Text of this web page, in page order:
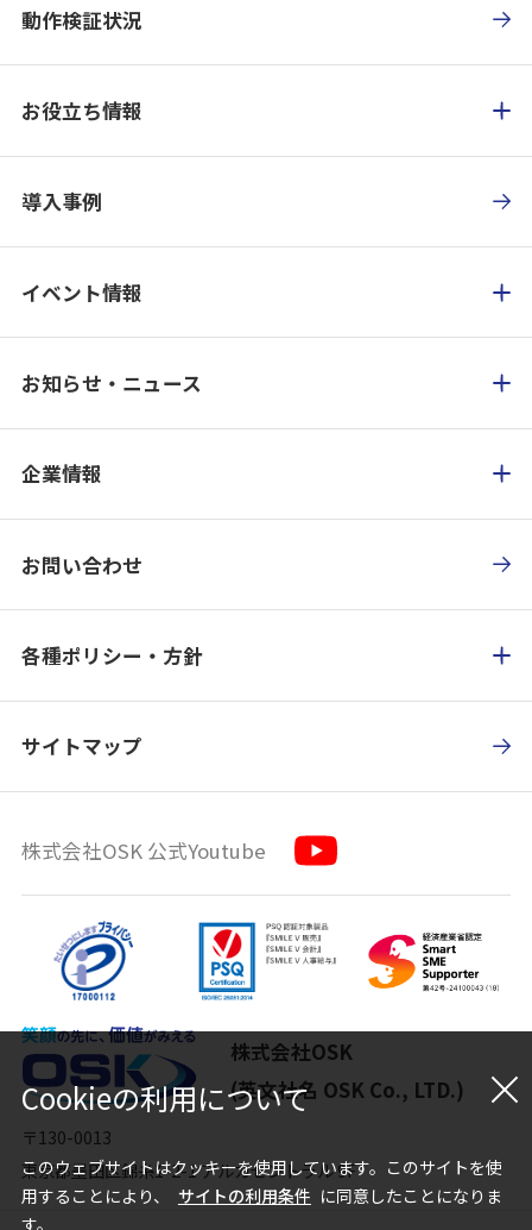
動作検証状況
お役立ち情報
導入事例
イベント情報
お知らせ・ニュース
企業情報
お問い合わせ
各種ポリシー・方針
サイトマップ
株式会社OSK 公式Youtube
株式会社OSK
(英文社名 OSK Co., LTD.)
〒130-0013
東京都墨田区錦糸1-2-1 アルカセントラル 9F
Cookieの利用について
このウェブサイトはクッキーを使用しています。このサイトを使
用することにより、
サイトの利用条件 に同意したことになりま
す。